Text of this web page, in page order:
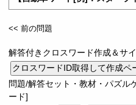
<< 前の問題
解答付きクロスワード作成＆サ
問題/解答セット・教材・パズル
ード]